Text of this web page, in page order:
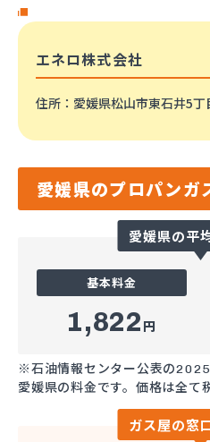
エネロ株式会社
住所 ：愛媛県松山市東石井5
愛媛県のプロパンガ
愛媛県の平
基本料金
1,822 円
※石油情報センター公表の
愛媛県の料金です。価格は全て
ガス屋の窓